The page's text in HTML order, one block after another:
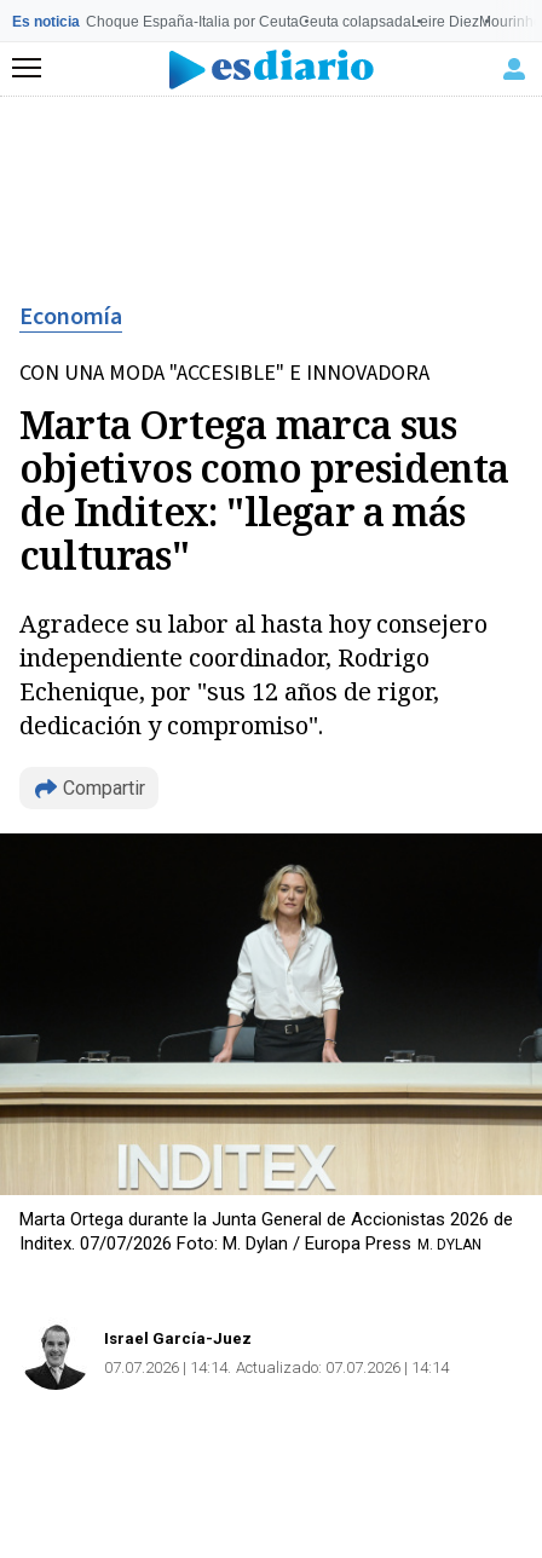
Es noticia Choque España-Italia por CeutaCeuta colapsadaLeire Diez
Menú
Economía
CON UNA MODA "ACCESIBLE" E INNOVADORA
Marta Ortega marca sus
objetivos como presidenta
de Inditex: "llegar a más
culturas"
Agradece su labor al hasta hoy consejero
independiente coordinador, Rodrigo
Echenique, por "sus 12 años de rigor,
dedicación y compromiso".
Compartir
Marta Ortega durante la Junta General de Accionistas 2026 de
Inditex. 07/07/2026 Foto: M. Dylan / Europa Press M. DYLAN
Israel García-Juez
07.07.2026 | 14:14 Actualizado: 07.07.2026 | 14:14